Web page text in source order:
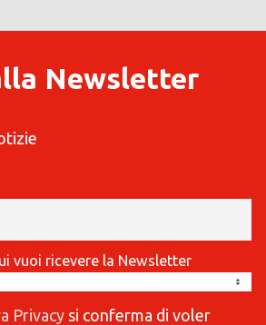
Newsletter
vuoi ricevere la Newsletter
Privacy si conferma di voler